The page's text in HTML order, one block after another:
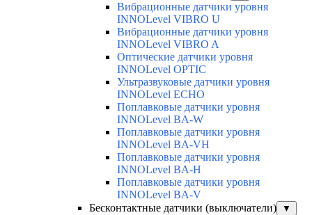
Вибрационные датчики уровня
INNOLevel VIBRO U
Вибрационные датчики уровня
INNOLevel VIBRO A
Оптические датчики уровня
INNOLevel OPTIC
Ультразвуковые датчики уровня
INNOLevel ECHO
Поплавковые датчики уровня
INNOLevel BA-W
Поплавковые датчики уровня
INNOLevel BA-VH
Поплавковые датчики уровня
INNOLevel BA-H
Поплавковые датчики уровня
INNOLevel BA-V
Бесконтактные датчики (выключатели)
▼